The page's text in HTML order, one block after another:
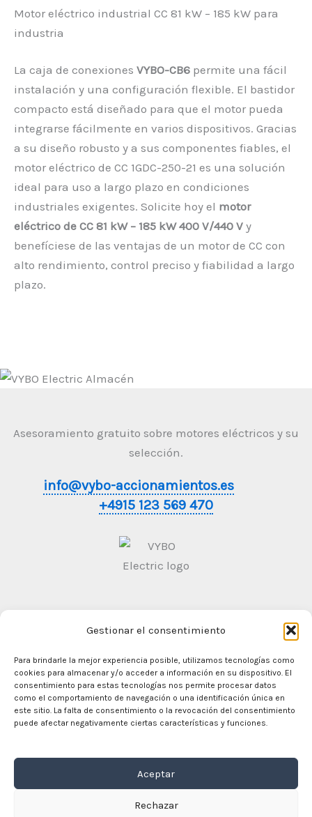
Gestionar el consentimiento
Para brindarle la mejor experiencia posible, utilizamos tecnologías como
cookies para almacenar y/o acceder a información en su dispositivo. El
consentimiento para estas tecnologías nos permite procesar datos
como el comportamiento de navegación o una identificación única en
este sitio. La falta de consentimiento o la revocación del consentimiento
puede afectar negativamente ciertas características y funciones.
Aceptar
Rechazar
Motor eléctrico industrial CC 81 kW – 185 kW para
industria
La caja de conexiones VYBO-CB6 permite una fácil
instalación y una configuración flexible. El bastidor
compacto está diseñado para que el motor pueda
integrarse fácilmente en varios dispositivos. Gracias
a su diseño robusto y a sus componentes fiables, el
motor eléctrico de CC 1GDC-250-21 es una solución
ideal para uso a largo plazo en condiciones
industriales exigentes. Solicite hoy el motor
eléctrico de CC 81 kW – 185 kW 400 V/440 V y
benefíciese de las ventajas de un motor de CC con
alto rendimiento, control preciso y fiabilidad a largo
plazo.
Asesoramiento gratuito sobre motores eléctricos y su
selección.
info@vybo-accionamientos.es
+4915 123 569 470
Politica de
Privacidad
En casa
Motores eléctricos
Convertidor de frecuencia